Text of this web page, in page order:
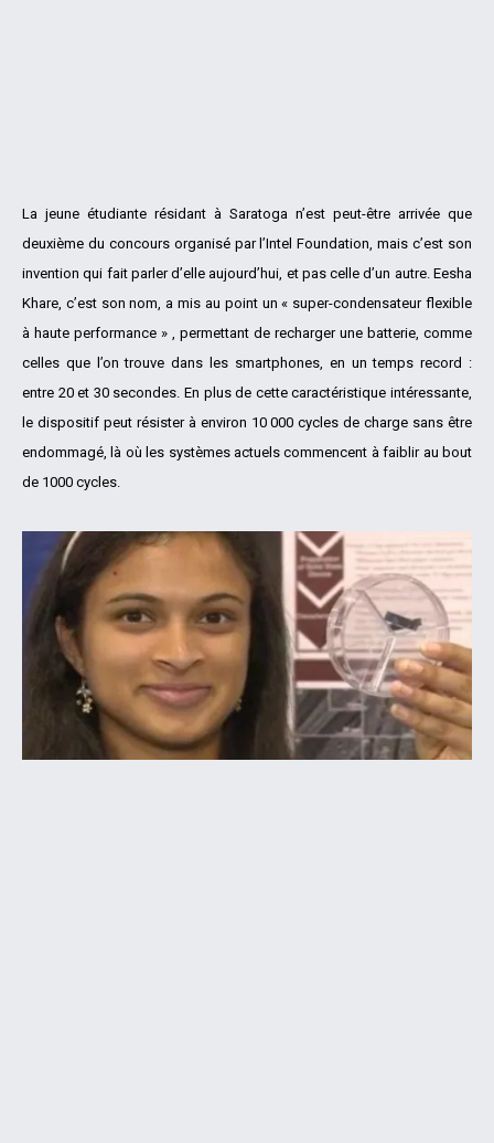
La jeune étudiante résidant à Saratoga n’est peut-être arrivée que
deuxième du concours organisé par l’Intel Foundation, mais c’est son
invention qui fait parler d’elle aujourd’hui, et pas celle d’un autre. Eesha
Khare, c’est son nom, a mis au point un « super-condensateur flexible
à haute performance » , permettant de recharger une batterie, comme
celles que l’on trouve dans les smartphones, en un temps record :
entre 20 et 30 secondes. En plus de cette caractéristique intéressante,
le dispositif peut résister à environ 10 000 cycles de charge sans être
endommagé, là où les systèmes actuels commencent à faiblir au bout
de 1000 cycles.